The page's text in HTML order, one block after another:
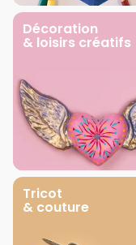
Décoration
& loisirs créatifs
Tricot
& couture